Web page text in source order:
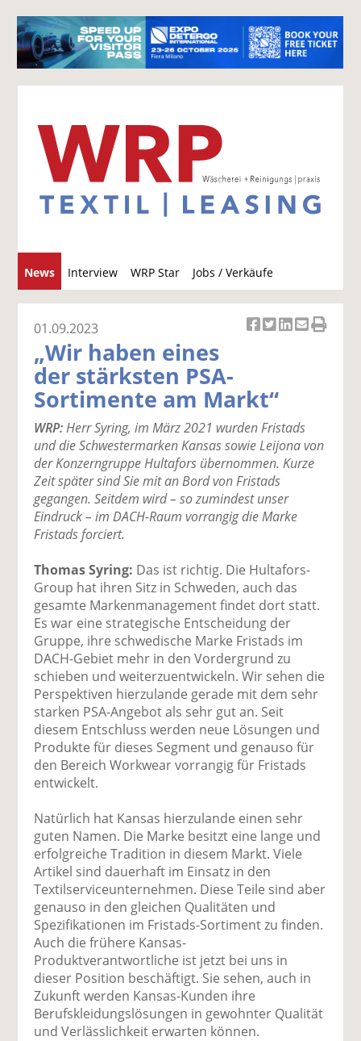
News Interview WRP Star Jobs / Verkäufe
u
c
el
a
uf
F
ac
e
b
o
te
il
e
n
el
t
wi
tt
er
n
el
uf
Li
n
k
e
di
il
e
n
er
E
m
v
n
d
e
ck
e
01.09.2023
„Wir haben eines
der stärksten PSA-
Sortimente am Markt“
WRP:Herr Syring, im März 2021 wurden Fristads
und die Schwestermarken Kansas sowie Leijona von
der Konzerngruppe Hultafors übernommen. Kurze
Zeit später sind Sie mit an Bord von Fristads
gegangen. Seitdem wird – so zumindest unser
Eindruck – im DACH-Raum vorrangig die Marke
Fristads forciert.
Thomas Syring: Das ist richtig. Die Hultafors-
Group hat ihren Sitz in Schweden, auch das
gesamte Markenmanagement findet dort statt.
Es war eine strategische Entscheidung der
Gruppe, ihre schwedische Marke Fristads im
DACH-Gebiet mehr in den Vordergrund zu
schieben und weiterzuentwickeln. Wir sehen die
Perspektiven hierzulande gerade mit dem sehr
starken PSA-Angebot als sehr gut an. Seit
diesem Entschluss werden neue Lösungen und
Produkte für dieses Segment und genauso für
den Bereich Workwear vorrangig für Fristads
entwickelt.
Natürlich hat Kansas hierzulande einen sehr
guten Namen. Die Marke besitzt eine lange und
erfolgreiche Tradition in diesem Markt. Viele
Artikel sind dauerhaft im Einsatz in den
Textilserviceunternehmen. Diese Teile sind aber
genauso in den gleichen Qualitäten und
Spezifikationen im Fristads-Sortiment zu finden.
Auch die frühere Kansas-
Produktverantwortliche ist jetzt bei uns in
dieser Position beschäftigt. Sie sehen, auch in
Zukunft werden Kansas-Kunden ihre
Berufskleidungslösungen in gewohnter Qualität
und Verlässlichkeit erwarten können.